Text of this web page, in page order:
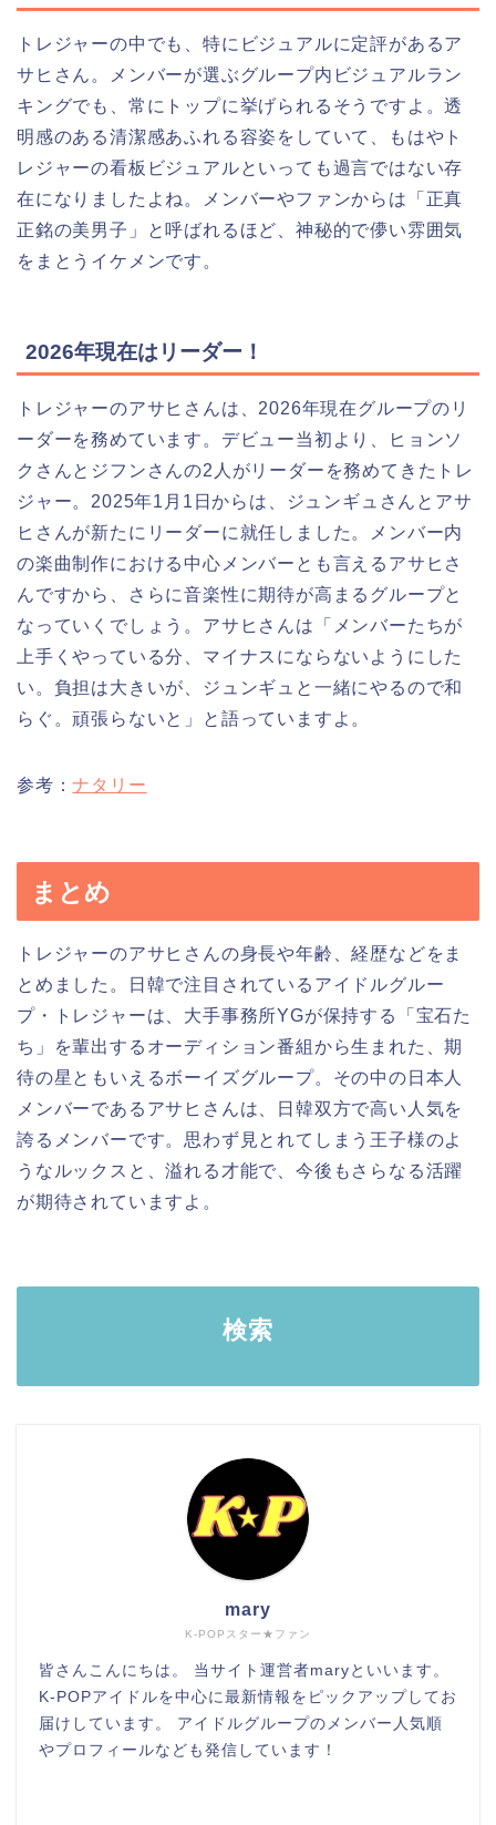
トレジャーの中でも、特にビジュアルに定評があるア
サヒさん。メンバーが選ぶグループ内ビジュアルラン
キングでも、常にトップに挙げられるそうですよ。透
明感のある清潔感あふれる容姿をしていて、もはやト
レジャーの看板ビジュアルといっても過言ではない存
在になりましたよね。メンバーやファンからは「正真
正銘の美男子」と呼ばれるほど、神秘的で儚い雰囲気
をまとうイケメンです。
2026年現在はリーダー！
トレジャーのアサヒさんは、2026年現在グループのリ
ーダーを務めています。デビュー当初より、ヒョンソ
クさんとジフンさんの2人がリーダーを務めてきたトレ
ジャー。2025年1月1日からは、ジュンギュさんとアサ
ヒさんが新たにリーダーに就任しました。メンバー内
の楽曲制作における中心メンバーとも言えるアサヒさ
んですから、さらに音楽性に期待が高まるグループと
なっていくでしょう。アサヒさんは「メンバーたちが
上手くやっている分、マイナスにならないようにした
い。負担は大きいが、ジュンギュと一緒にやるので和
らぐ。頑張らないと」と語っていますよ。
参考：ナタリー
まとめ
トレジャーのアサヒさんの身長や年齢、経歴などをま
とめました。日韓で注目されているアイドルグルー
プ・トレジャーは、大手事務所YGが保持する「宝石た
ち」を輩出するオーディション番組から生まれた、期
待の星ともいえるボーイズグループ。その中の日本人
メンバーであるアサヒさんは、日韓双方で高い人気を
誇るメンバーです。思わず見とれてしまう王子様のよ
うなルックスと、溢れる才能で、今後もさらなる活躍
が期待されていますよ。
検索
K-POPスター★ファン
mary
皆さんこんにちは。 当サイト運営者maryといいます。
K-POPアイドルを中心に最新情報をピックアップしてお
届けしています。 アイドルグループのメンバー人気順
やプロフィールなども発信しています！